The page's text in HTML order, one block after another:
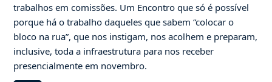
trabalhos em comissões. Um Encontro que só é possível
porque há o trabalho daqueles que sabem “colocar o
bloco na rua”, que nos instigam, nos acolhem e preparam,
inclusive, toda a infraestrutura para nos receber
presencialmente em novembro.